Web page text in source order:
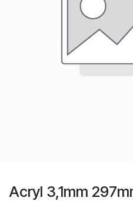
Acryl 3,1mm